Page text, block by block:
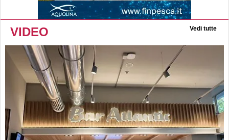
VIDEO Vedi tutte